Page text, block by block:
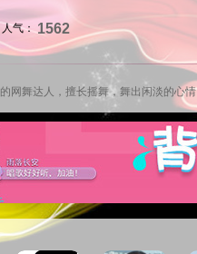
人气： 1562
的网舞达人，擅长摇舞，舞出闲淡的心情